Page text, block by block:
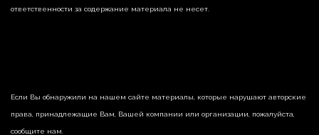
ответственности за содержание материала не несет.
Если Вы обнаружили на нашем сайте материалы, которые нарушают авторские
права, принадлежащие Вам, Вашей компании или организации, пожалуйста,
сообщите нам.